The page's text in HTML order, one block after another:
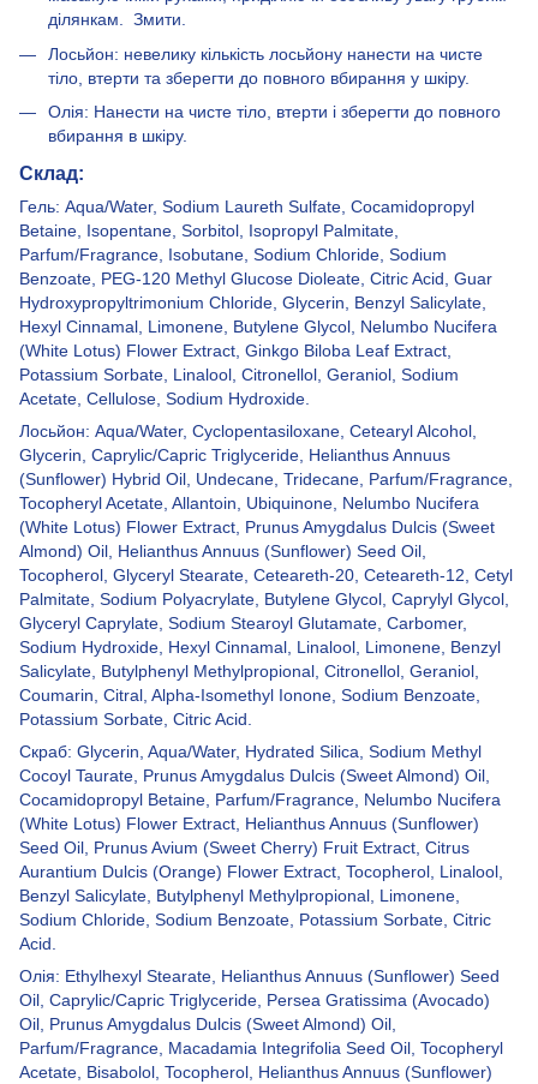
ділянкам. Змити.
Лосьйон: невелику кількість лосьйону нанести на чисте
тіло, втерти та зберегти до повного вбирання у шкіру.
Олія: Нанести на чисте тіло, втерти і зберегти до повного
вбирання в шкіру.
Склад:
Гель: Aqua/Water, Sodium Laureth Sulfate, Cocamidopropyl
Betaine, Isopentane, Sorbitol, Isopropyl Palmitate,
Parfum/Fragrance, Isobutane, Sodium Chloride, Sodium
Benzoate, PEG-120 Methyl Glucose Dioleate, Citric Acid, Guar
Hydroxypropyltrimonium Chloride, Glycerin, Benzyl Salicylate,
Hexyl Cinnamal, Limonene, Butylene Glycol, Nelumbo Nucifera
(White Lotus) Flower Extract, Ginkgo Biloba Leaf Extract,
Potassium Sorbate, Linalool, Citronellol, Geraniol, Sodium
Acetate, Cellulose, Sodium Hydroxide.
Лосьйон: Aqua/Water, Cyclopentasiloxane, Cetearyl Alcohol,
Glycerin, Caprylic/Capric Triglyceride, Helianthus Annuus
(Sunflower) Hybrid Oil, Undecane, Tridecane, Parfum/Fragrance,
Tocopheryl Acetate, Allantoin, Ubiquinone, Nelumbo Nucifera
(White Lotus) Flower Extract, Prunus Amygdalus Dulcis (Sweet
Almond) Oil, Helianthus Annuus (Sunflower) Seed Oil,
Tocopherol, Glyceryl Stearate, Ceteareth-20, Ceteareth-12, Cetyl
Palmitate, Sodium Polyacrylate, Butylene Glycol, Caprylyl Glycol,
Glyceryl Caprylate, Sodium Stearoyl Glutamate, Carbomer,
Sodium Hydroxide, Hexyl Cinnamal, Linalool, Limonene, Benzyl
Salicylate, Butylphenyl Methylpropional, Citronellol, Geraniol,
Coumarin, Citral, Alpha-Isomethyl Ionone, Sodium Benzoate,
Potassium Sorbate, Citric Acid.
Скраб: Glycerin, Aqua/Water, Hydrated Silica, Sodium Methyl
Cocoyl Taurate, Prunus Amygdalus Dulcis (Sweet Almond) Oil,
Cocamidopropyl Betaine, Parfum/Fragrance, Nelumbo Nucifera
(White Lotus) Flower Extract, Helianthus Annuus (Sunflower)
Seed Oil, Prunus Avium (Sweet Cherry) Fruit Extract, Citrus
Aurantium Dulcis (Orange) Flower Extract, Tocopherol, Linalool,
Benzyl Salicylate, Butylphenyl Methylpropional, Limonene,
Sodium Chloride, Sodium Benzoate, Potassium Sorbate, Citric
Acid.
Олія: Ethylhexyl Stearate, Helianthus Annuus (Sunflower) Seed
Oil, Caprylic/Capric Triglyceride, Persea Gratissima (Avocado)
Oil, Prunus Amygdalus Dulcis (Sweet Almond) Oil,
Parfum/Fragrance, Macadamia Integrifolia Seed Oil, Tocopheryl
Acetate, Bisabolol, Tocopherol, Helianthus Annuus (Sunflower)